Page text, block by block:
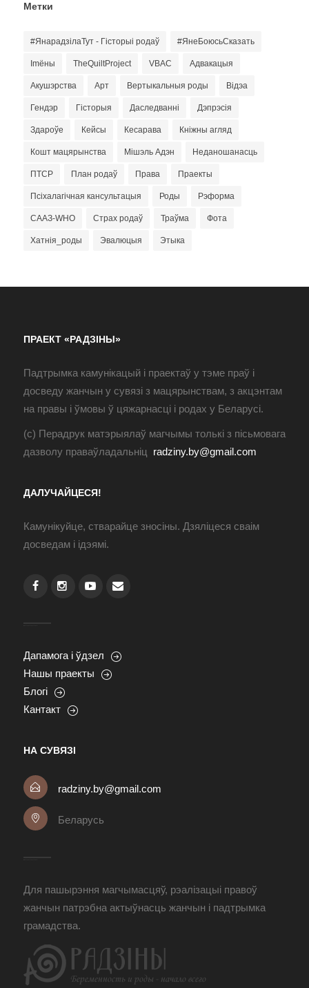
Метки
#ЯнарадзілаТут - Гісторыі родаў #ЯнеБоюсьСказать
Imёны TheQuiltProject VBAC Адвакацыя
Акушэрства Арт Вертыкальныя роды Відэа
Гендэр Гісторыя Даследванні Дэпрэсія
Здароўе Кейсы Кесарава Кніжны агляд
Кошт мацярынства Мішэль Адэн Неданошанасць
ПТСР План родаў Права Праекты
Псіхалагічная кансультацыя Роды Рэформа
СААЗ-WHO Страх родаў Траўма Фота
Хатнія_роды Эвалюцыя Этыка
ПРАЕКТ «РАДЗІНЫ»
Падтрымка камунікацый і праектаў у тэме праў і
досведу жанчын у сувязі з мацярынствам, з акцэнтам
на правы і ўмовы ў цяжарнасці і родах у Беларусі.
(с) Перадрук матэрыялаў магчымы толькі з пісьмовага
дазволу праваўладальніц radziny.by@gmail.com
ДАЛУЧАЙЦЕСЯ!
Камунікуйце, стварайце зносіны. Дзяліцеся сваім
досведам і ідэямі.
Дапамога і ўдзел
Нашы праекты
Блогі
Кантакт
НА СУВЯЗІ
radziny.by@gmail.com
Беларусь
Для пашырэння магчымасцяў, рэалізацыі правоў
жанчын патрэбна актыўнасць жанчын і падтрымка
грамадства.